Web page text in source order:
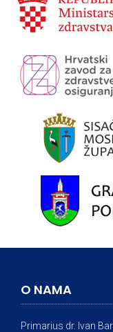
O NAMA
Primarius dr. Ivan